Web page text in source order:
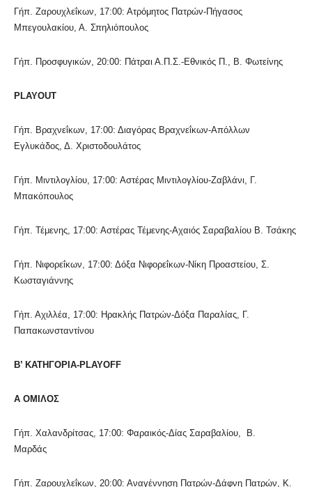
Γήπ. Ζαρουχλεΐκων, 17:00: Ατρόμητος Πατρών-Πήγασος
Μπεγουλακίου, Α. Σπηλιόπουλος
Γήπ. Προσφυγικών, 20:00: Πάτραι Α.Π.Σ.-Εθνικός Π., Β. Φωτείνης
PLAYOUT
Γήπ. Βραχνεΐκων, 17:00: Διαγόρας Βραχνεΐκων-Απόλλων
Εγλυκάδος, Δ. Χριστοδουλάτος
Γήπ. Μιντιλογλίου, 17:00: Αστέρας Μιντιλογλίου-Ζαβλάνι, Γ.
Μπακόπουλος
Γήπ. Τέμενης, 17:00: Αστέρας Τέμενης-Αχαιός Σαραβαλίου Β. Τσάκης
Γήπ. Νιφορεΐκων, 17:00: Δόξα Νιφορεΐκων-Νίκη Προαστείου, Σ.
Κωσταγιάννης
Γήπ. Αχιλλέα, 17:00: Ηρακλής Πατρών-Δόξα Παραλίας, Γ.
Παπακωνσταντίνου
Β’ ΚΑΤΗΓΟΡΙΑ-PLAYOFF
Α ΟΜΙΛΟΣ
Γήπ. Χαλανδρίτσας, 17:00: Φαραικός-Δίας Σαραβαλίου, Β.
Μαρδάς
Γήπ. Ζαρουχλεΐκων, 20:00: Αναγέννηση Πατρών-Δάφνη Πατρών, Κ.